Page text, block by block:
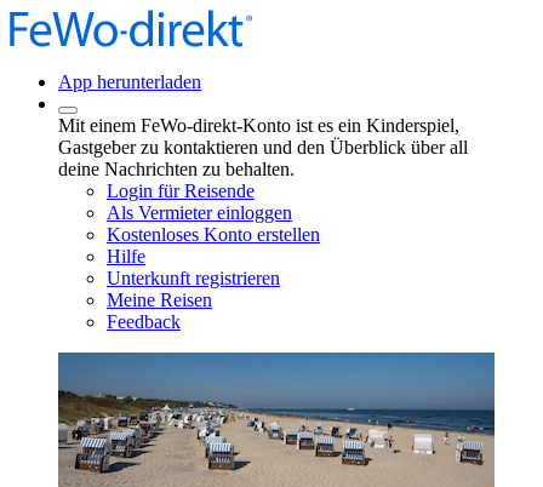
App herunterladen
Mit einem FeWo-direkt-Konto ist es ein Kinderspiel,
Gastgeber zu kontaktieren und den Überblick über all
deine Nachrichten zu behalten.
Login für Reisende
Als Vermieter einloggen
Kostenloses Konto erstellen
Hilfe
Unterkunft registrieren
Meine Reisen
Feedback